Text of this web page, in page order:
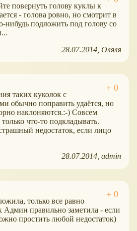
повернуть голову куклы к
- голова ровно, но смотрит в
нибудь подложить под голову со
28.07.2014 Оляля
таких куколок с
обычно поправить удаётся, но
наклоняются.:-) Совсем
что-то подкладывать.
недостаток, если лицо
28.07.2014 admin
только все равно
Админ правильно заметила - если
простить любой недостаток)